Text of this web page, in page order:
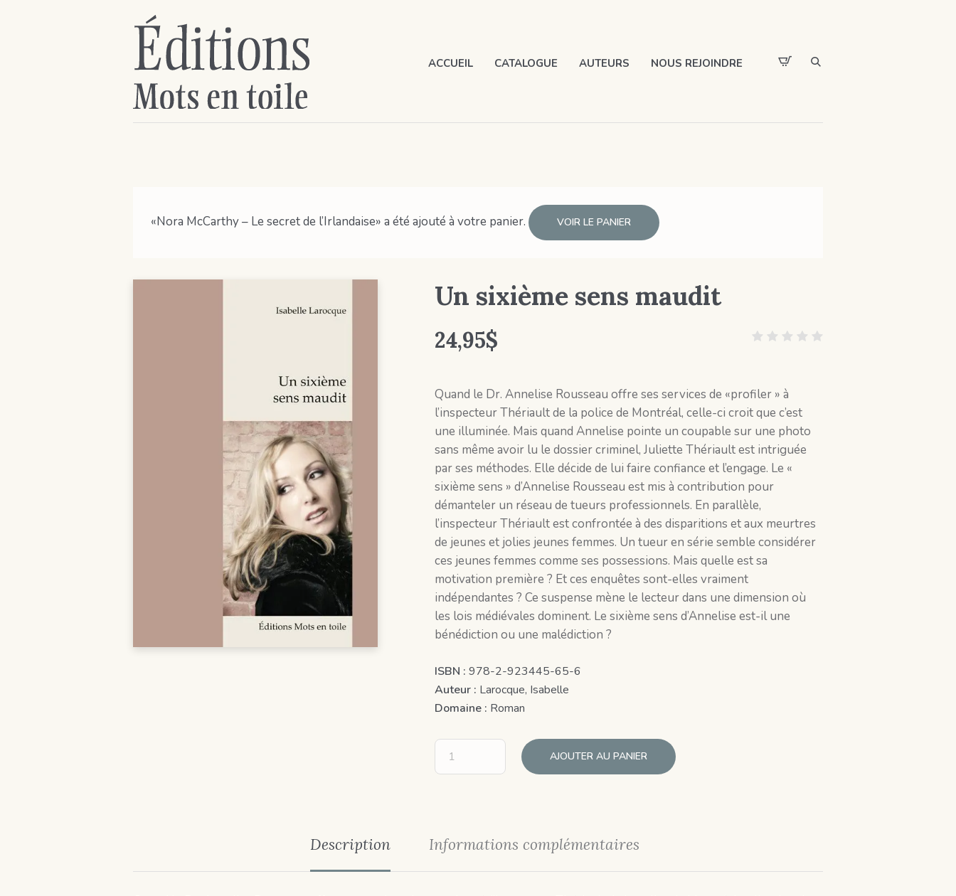
ACCUEIL CATALOGUE AUTEURS NOUS REJOINDRE
«Nora McCarthy – Le secret de l’Irlandaise» a été ajouté à votre panier. VOIR LE PANIER
Un sixième sens maudit
24,95$
Quand le Dr. Annelise Rousseau offre ses services de «profiler » à
l’inspecteur Thériault de la police de Montréal, celle-ci croit que c’est
une illuminée. Mais quand Annelise pointe un coupable sur une photo
sans même avoir lu le dossier criminel, Juliette Thériault est intriguée
par ses méthodes. Elle décide de lui faire confiance et l’engage. Le «
sixième sens » d’Annelise Rousseau est mis à contribution pour
démanteler un réseau de tueurs professionnels. En parallèle,
l’inspecteur Thériault est confrontée à des disparitions et aux meurtres
de jeunes et jolies jeunes femmes. Un tueur en série semble considérer
ces jeunes femmes comme ses possessions. Mais quelle est sa
motivation première ? Et ces enquêtes sont-elles vraiment
indépendantes ? Ce suspense mène le lecteur dans une dimension où
les lois médiévales dominent. Le sixième sens d’Annelise est-il une
bénédiction ou une malédiction ?
ISBN :978-2-923445-65-6
Auteur : Larocque, Isabelle
Domaine : Roman
AJOUTER AU PANIER
Description Informations complémentaires